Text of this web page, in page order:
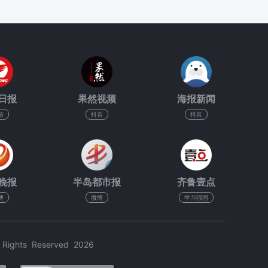
报 果然视频
抖音
海报新闻
抖音
报 半岛都市报
微博
齐鲁壹点
学习强国
Reserved 2026